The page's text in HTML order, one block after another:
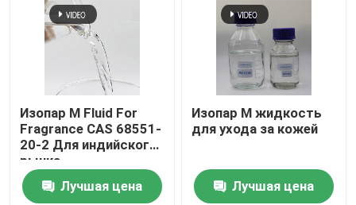
Изопар M Fluid For
Fragrance CAS 68551-
20-2 Для индийского
рынка
Лучшая цена
Изопар М жидкость
для ухода за кожей
Лучшая цена